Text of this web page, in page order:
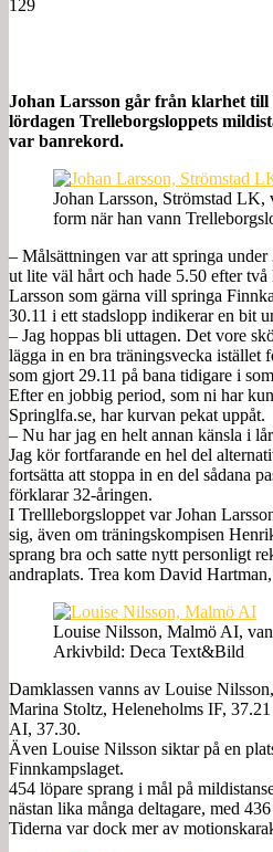
129
Johan Larsson går från klarhet till
lördagen Trelleborgsloppets
var banrekord.
Johan Larsson, Strömstad
form när han vann
– Målsättningen var att springa
ut lite väl hårt och hade 5.50 efter två
Larsson som gärna vill springa
30.11 i ett stadslopp indikerar en bit
– Jag hoppas bli uttagen. Det vore
lägga in en bra träningsvecka istället
som gjort 29.11 på bana tidigare i
Efter en jobbig period, som ni har
Springlfa.se, har kurvan pekat uppåt.
– Nu har jag en helt annan känsla i
Jag kör fortfarande en hel del
fortsätta att stoppa in en del sådana
förklarar 32-åringen.
I Trellleborgsloppet var Johan
sig, även om träningskompisen
sprang bra och satte nytt personligt
andraplats. Trea kom David
Louise Nilsson, Malmö AI,
Arkivbild: Deca Text&Bild
Damklassen vanns av Louise
Marina Stoltz, Heleneholms IF,
AI, 37.30.
Även Louise Nilsson siktar på en
Finnkampslaget.
454 löpare sprang i mål på
nästan lika många deltagare, med
Tiderna var dock mer av